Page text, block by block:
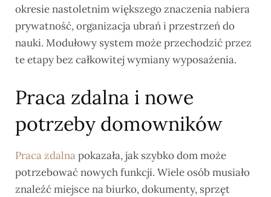
okresie nastoletnim większego znaczenia nabiera
prywatność, organizacja ubrań i przestrzeń do
nauki. Modułowy system może przechodzić przez
te etapy bez całkowitej wymiany wyposażenia.
Praca zdalna i nowe
potrzeby domowników
Praca zdalnapokazała, jak szybko dom może
potrzebować nowych funkcji. Wiele osób musiało
znaleźć miejsce na biurko, dokumenty, sprzęt